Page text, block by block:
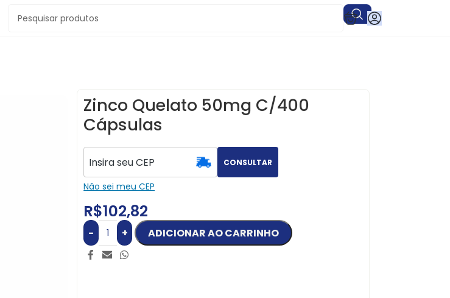
Zinco Quelato 50mg C/400
Cápsulas
CONSULTAR
Não sei meu CEP
R$102,82
- + ADICIONAR AO CARRINHO